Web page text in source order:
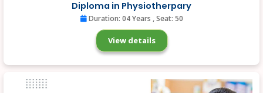
Diploma in Physiotherpary
Duration: 04 Years , Seat: 50
View details